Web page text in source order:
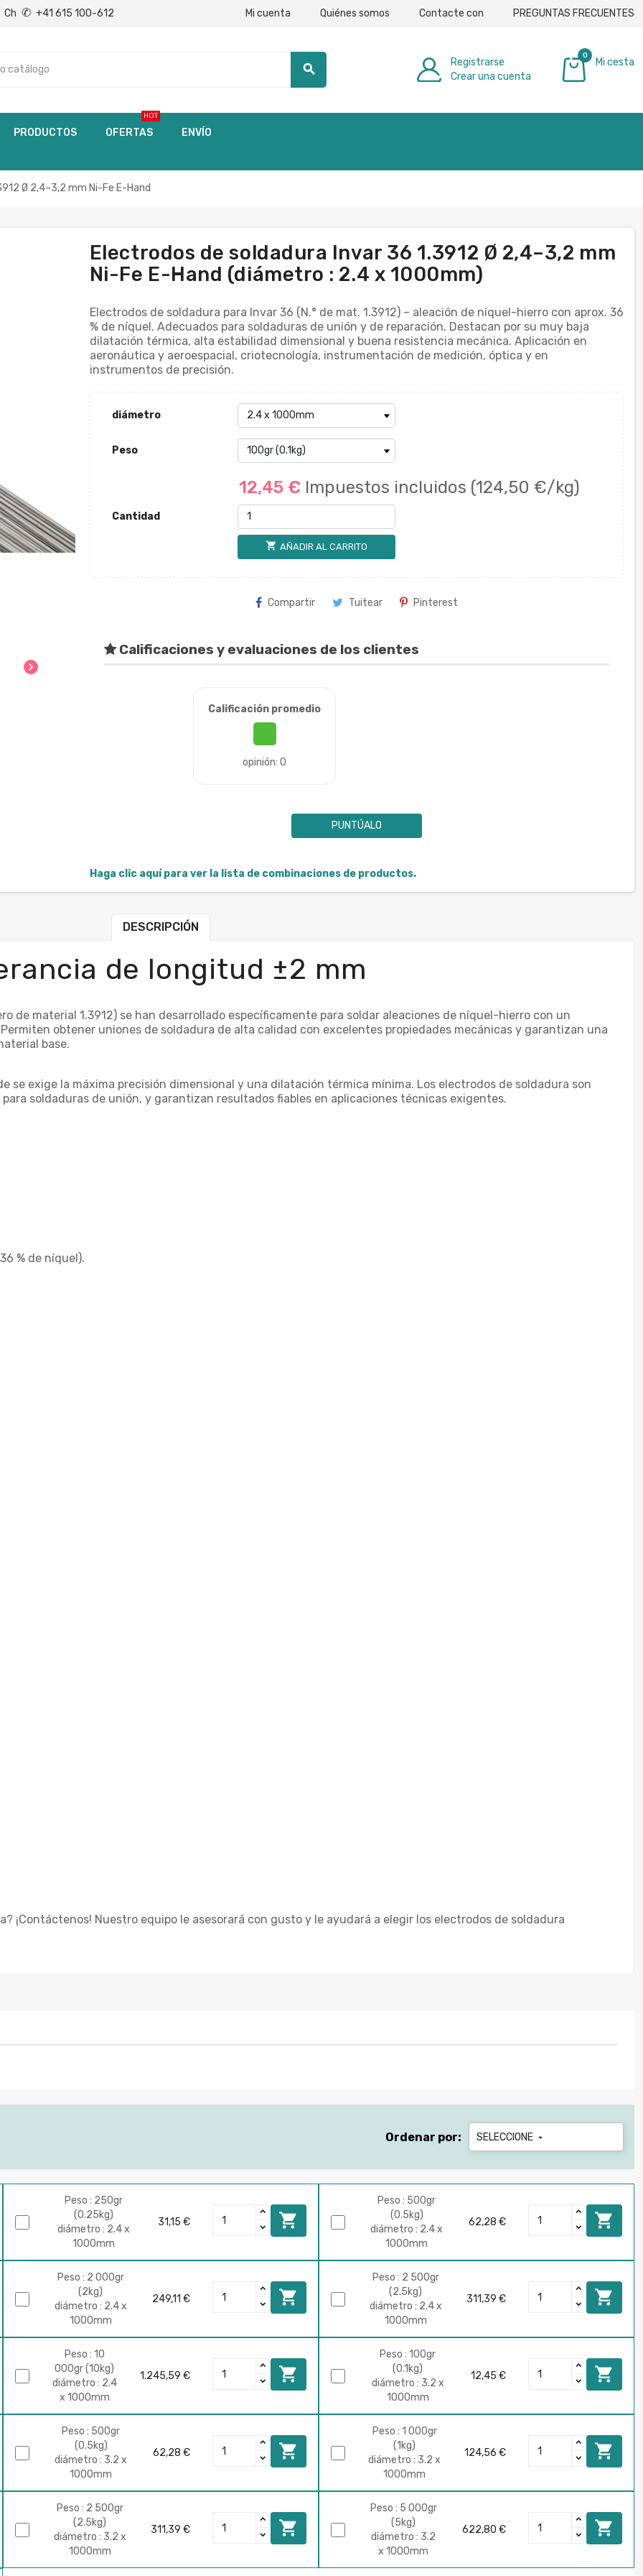
Ch ✆ +41 615 100-612 Mi cuenta Quiénes somos Contacte con PREGUNTAS FRECUENTES
search
Registrarse
Crear una cuenta
0
Mi cesta
PRODUCTOS OFERTAS
HOT
ENVÍO
Ø 2,4–3,2 mm Ni-Fe E-Hand
chevron_right
Electrodos de soldadura Invar 36 1.3912 Ø 2,4–3,2 mm
Ni-Fe E-Hand (diámetro : 2.4 x 1000mm)
Electrodos de soldadura para Invar 36 (N.° de mat. 1.3912) – aleación de níquel-hierro con aprox. 36
% de níquel. Adecuados para soldaduras de unión y de reparación. Destacan por su muy baja
dilatación térmica, alta estabilidad dimensional y buena resistencia mecánica. Aplicación en
aeronáutica y aeroespacial, criotecnología, instrumentación de medición, óptica y en
instrumentos de precisión.
diámetro
Peso
12,45 € Impuestos incluidos (124,50 €/kg)
Cantidad
shopping_cart AÑADIR AL CARRITO
Compartir Tuitear Pinterest
Calificaciones y evaluaciones de los clientes
Calificación promedio
opinión: 0
PUNTÚALO
Haga clic aquí para ver la lista de combinaciones de productos.
DESCRIPCIÓN
de longitud ±2 mm
de material 1.3912) se han desarrollado específicamente para soldar aleaciones de níquel-hierro con un
obtener uniones de soldadura de alta calidad con excelentes propiedades mecánicas y garantizan una
base.
se exige la máxima precisión dimensional y una dilatación térmica mínima. Los electrodos de soldadura son
soldaduras de unión, y garantizan resultados fiables en aplicaciones técnicas exigentes.
% de níquel).
¡Contáctenos! Nuestro equipo le asesorará con gusto y le ayudará a elegir los electrodos de soldadura
Ordenar por: SELECCIONE 
Peso : 250gr
(0.25kg)
diámetro : 2.4 x
1000mm
31,15 € 
Peso : 500gr
(0.5kg)
diámetro : 2.4 x
1000mm
62,28 € 
Peso : 2 000gr
(2kg)
diámetro : 2.4 x
1000mm
249,11 € 
Peso : 2 500gr
(2.5kg)
diámetro : 2.4 x
1000mm
311,39 € 
Peso : 10
000gr (10kg)
diámetro : 2.4
x 1000mm
1.245,59 € 
Peso : 100gr
(0.1kg)
diámetro : 3.2 x
1000mm
12,45 € 
Peso : 500gr
(0.5kg)
diámetro : 3.2 x
1000mm
62,28 € 
Peso : 1 000gr
(1kg)
diámetro : 3.2 x
1000mm
124,56 € 
Peso : 2 500gr
(2.5kg)
diámetro : 3.2 x
1000mm
311,39 € 
Peso : 5 000gr
(5kg)
diámetro : 3.2
x 1000mm
622,80 € 